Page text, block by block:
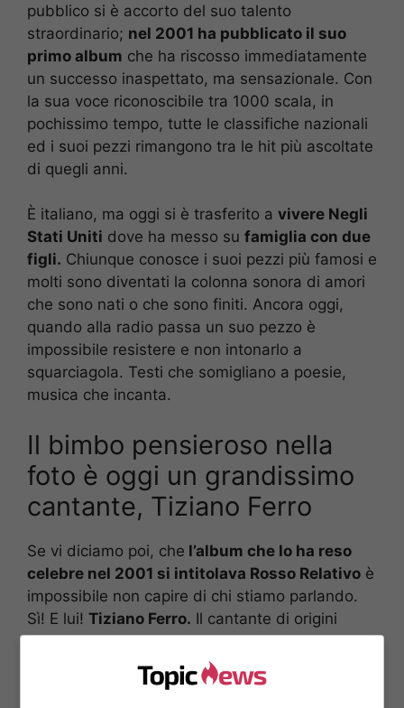
pubblico si è accorto del suo talento
straordinario; nel 2001 ha pubblicato il suo
primo album che ha riscosso immediatamente
un successo inaspettato, ma sensazionale. Con
la sua voce riconoscibile tra 1000 scala, in
pochissimo tempo, tutte le classifiche nazionali
ed i suoi pezzi rimangono tra le hit più ascoltate
di quegli anni.
È italiano, ma oggi si è trasferito a vivere Negli
Stati Uniti dove ha messo su famiglia con due
figli. Chiunque conosce i suoi pezzi più famosi e
molti sono diventati la colonna sonora di amori
che sono nati o che sono finiti. Ancora oggi,
quando alla radio passa un suo pezzo è
impossibile resistere e non intonarlo a
squarciagola. Testi che somigliano a poesie,
musica che incanta.
Il bimbo pensieroso nella
foto è oggi un grandissimo
cantante, Tiziano Ferro
Se vi diciamo poi, che l’album che lo ha reso
celebre nel 2001 si intitolava Rosso Relativo è
impossibile non capire di chi stiamo parlando.
Sì! E lui! Tiziano Ferro. Il cantante di origini
laziali che ha incantato diverse generazioni con
la sua splendida musica. Nella sua prima
produzione c’era anche il celebreXdono